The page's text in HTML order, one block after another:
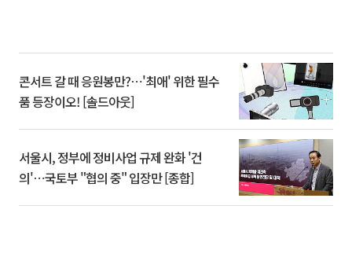
콘서트 갈 때 응원봉만?⋯'최애' 위한 필수
품 등장이오! [솔드아웃]
서울시, 정부에 정비사업 규제 완화 '건
의'⋯국토부 "협의 중" 입장만 [종합]